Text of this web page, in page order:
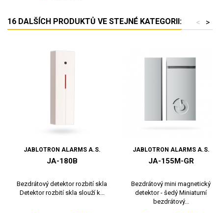
16 DALŠÍCH PRODUKTŮ VE STEJNÉ KATEGORII: >
<
JABLOTRON ALARMS A.S.
JA-180B
Bezdrátový detektor rozbití skla
Detektor rozbití skla slouží k...
JABLOTRON ALARMS A.S.
JA-155M-GR
Bezdrátový mini magnetický
detektor - šedý Miniaturní
bezdrátový...